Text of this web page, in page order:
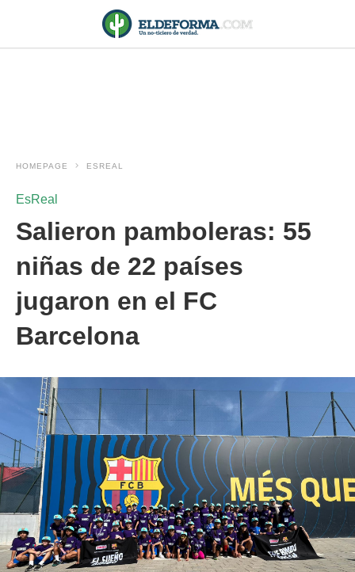
HOMEPAGE ESREAL
EsReal
Salieron pamboleras: 55
niñas de 22 países
jugaron en el FC
Barcelona